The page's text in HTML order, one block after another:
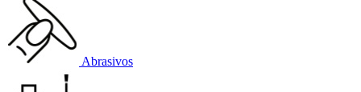
Abrasivos